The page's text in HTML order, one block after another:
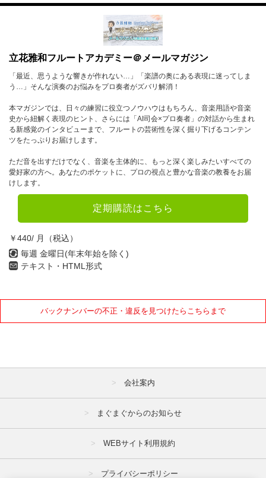
立花雅和フルートアカデミー＠メールマガジン
「最近、思うような響きが作れない…」「楽譜の奥にある表現に迷ってしま
う…」そんな演奏のお悩みをプロ奏者がズバリ解消！
本マガジンでは、日々の練習に役立つノウハウはもちろん、音楽用語や音楽
史から紐解く表現のヒント、さらには「AI司会×プロ奏者」の対話から生まれ
る新感覚のインタビューまで、フルートの芸術性を深く掘り下げるコンテン
ツをたっぷりお届けします。
ただ音を出すだけでなく、音楽を主体的に、もっと深く楽しみたいすべての
愛好家の方へ。あなたのポケットに、プロの視点と豊かな音楽の教養をお届
けします。
定期購読はこちら
￥440/ 月（税込）
毎週 金曜日(年末年始を除く)
テキスト・HTML形式
バックナンバーの不正・違反を見つけたらこちらまで
会社案内
まぐまぐからのお知らせ
WEBサイト利用規約
プライバシーポリシー